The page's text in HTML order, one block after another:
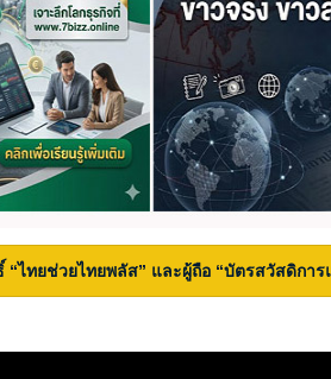
ไทยช่วยไทยพลัส” และผู้ถือ “บัตรสวัสดิก